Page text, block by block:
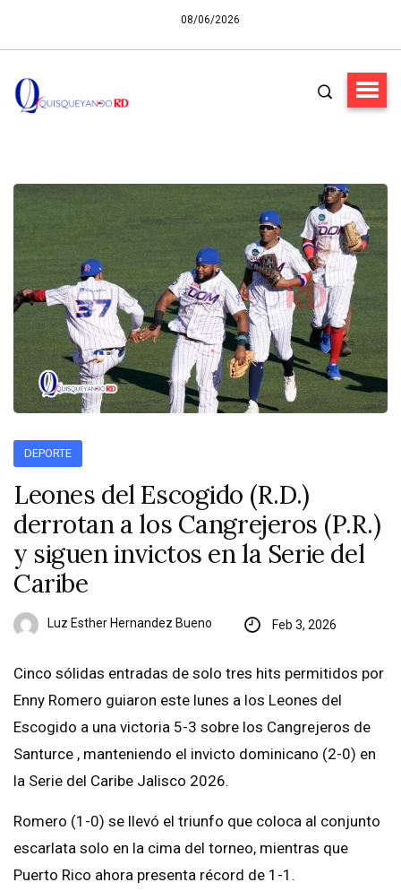
08/06/2026
DEPORTE
Leones del Escogido (R.D.)
derrotan a los Cangrejeros (P.R.)
y siguen invictos en la Serie del
Caribe
Luz Esther Hernandez Bueno Feb 3, 2026
Cinco sólidas entradas de solo tres hits permitidos por
Enny Romero guiaron este lunes a los Leones del
Escogido a una victoria 5-3 sobre los Cangrejeros de
Santurce , manteniendo el invicto dominicano (2-0) en
la Serie del Caribe Jalisco 2026.
Romero (1-0) se llevó el triunfo que coloca al conjunto
escarlata solo en la cima del torneo, mientras que
Puerto Rico ahora presenta récord de 1-1.